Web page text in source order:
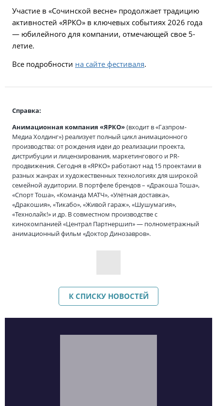
Участие в «Сочинской весне» продолжает традицию
активностей «ЯРКО» в ключевых событиях 2026 года
— юбилейного для компании, отмечающей свое 5-
летие.
Все подробности на сайте фестиваля.
Справка:
Анимационная компания «ЯРКО»(входит в «Газпром-
Медиа Холдинг») реализует полный цикл анимационного
производства: от рождения идеи до реализации проекта,
дистрибуции и лицензирования, маркетингового и PR-
продвижения. Сегодня в «ЯРКО» работают над 15 проектами в
разных жанрах и художественных технологиях для широкой
семейной аудитории. В портфеле брендов – «Дракоша Тоша»,
«Спорт Тоша», «Команда МАТЧ», «Улётная доставка»,
«Дракошия», «Тикабо», «Живой гараж», «Шушумагия»,
«Технолайк!» и др. В совместном производстве с
кинокомпанией «Централ Партнершип» — полнометражный
анимационный фильм «Доктор Динозавров».
К СПИСКУ НОВОСТЕЙ